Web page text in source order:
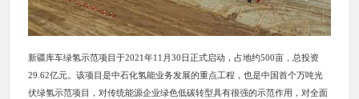
新疆库车绿氢示范项目于2021年11月30日正式启动，占地约500亩，总投资
29.62亿元。该项目是中石化氢能业务发展的重点工程，也是中国首个万吨光
伏绿氢示范项目，对传统能源企业绿色低碳转型具有很强的示范作用，对全面